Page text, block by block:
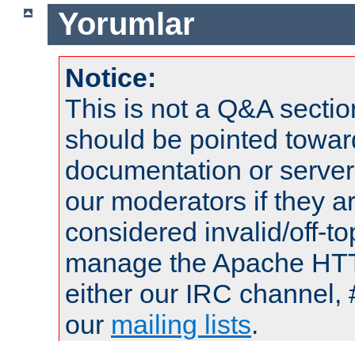
Yorumlar
Notice:
This is not a Q&A
should be pointed
documentation or
our moderators if they
considered invalid/off-
manage the Apache
either our IRC channel,
our mailing lists.